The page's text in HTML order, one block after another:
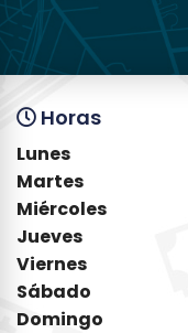
Horas
Lunes
Martes
Miércoles
Jueves
Viernes
Sábado
Domingo